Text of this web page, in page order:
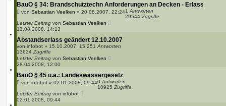
t
e
u
c
e
BauO § 34: Brandschutztechn Anforderungen an Decken - Erlass
von Sebastian Veelken » 20.08.2007, 22:241 Antworten
29544 Zugriffe
Letzter Beitrag von Sebastian Veelken
13.08.2008, 14:13
Abstandserlass geändert 12.10.2007
von infobot » 15.10.2007, 15:251 Antworten
13624 Zugriffe
Letzter Beitrag von Sebastian Veelken
28.04.2008, 12:00
BauO § 45 u.a.: Landeswassergesetz
von infobot » 02.01.2008, 09:440 Antworten
10925 Zugriffe
Letzter Beitrag von infobot
02.01.2008, 09:44